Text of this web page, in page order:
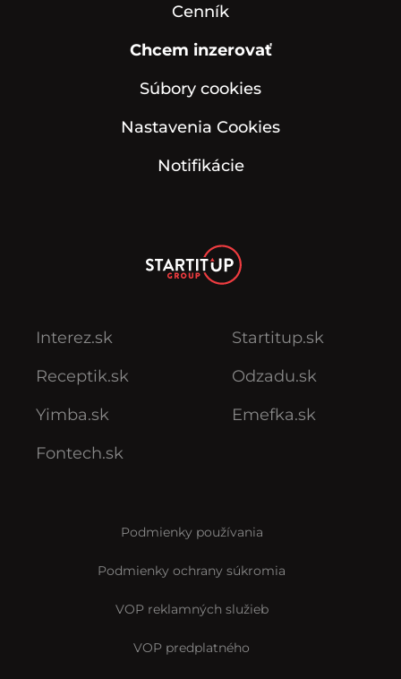
Cenník
Chcem inzerovať
Súbory cookies
Nastavenia Cookies
Notifikácie
Interez.sk
Receptik.sk
Yimba.sk
Fontech.sk
Startitup.sk
Odzadu.sk
Emefka.sk
Podmienky používania
Podmienky ochrany súkromia
VOP reklamných služieb
VOP predplatného